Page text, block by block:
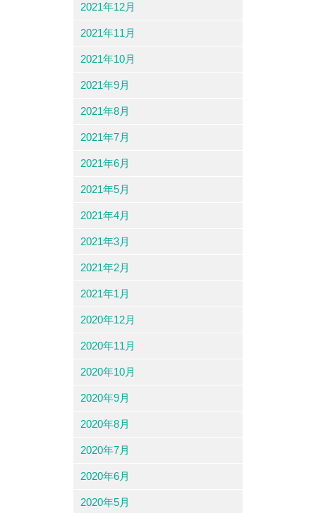
2021年12月
2021年11月
2021年10月
2021年9月
2021年8月
2021年7月
2021年6月
2021年5月
2021年4月
2021年3月
2021年2月
2021年1月
2020年12月
2020年11月
2020年10月
2020年9月
2020年8月
2020年7月
2020年6月
2020年5月